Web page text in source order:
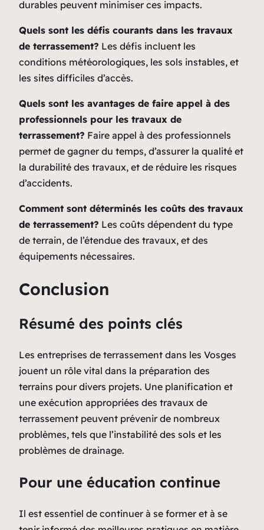
durables peuvent minimiser ces impacts.
Quels sont les défis courants dans les travaux
de terrassement? Les défis incluent les
conditions météorologiques, les sols instables, et
les sites difficiles d’accès.
Quels sont les avantages de faire appel à des
professionnels pour les travaux de
terrassement? Faire appel à des professionnels
permet de gagner du temps, d’assurer la qualité et
la durabilité des travaux, et de réduire les risques
d’accidents.
Comment sont déterminés les coûts des travaux
de terrassement? Les coûts dépendent du type
de terrain, de l’étendue des travaux, et des
équipements nécessaires.
Conclusion
Résumé des points clés
Les entreprises de terrassement dans les Vosges
jouent un rôle vital dans la préparation des
terrains pour divers projets. Une planification et
une exécution appropriées des travaux de
terrassement peuvent prévenir de nombreux
problèmes, tels que l’instabilité des sols et les
problèmes de drainage.
Pour une éducation continue
Il est essentiel de continuer à se former et à se